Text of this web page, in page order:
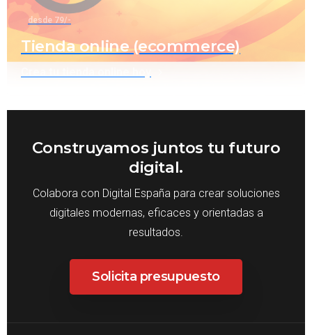
desde 79/-
Tienda online (ecommerce)
Construyamos juntos tu futuro
digital.
Colabora con Digital España para crear soluciones
digitales modernas, eficaces y orientadas a
resultados.
Solicita presupuesto